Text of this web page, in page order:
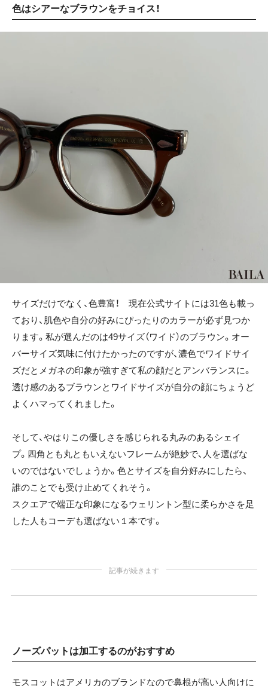
色はシアーなブラウンをチョイス！
サイズだけでなく、色豊富！ 現在公式サイトには31色も載っ
ており、肌色や自分の好みにぴったりのカラーが必ず見つか
ります。私が選んだのは49サイズ（ワイド）のブラウン。オー
バーサイズ気味に付けたかったのですが、濃色でワイドサイ
ズだとメガネの印象が強すぎて私の顔だとアンバランスに。
透け感のあるブラウンとワイドサイズが自分の顔にちょうど
よくハマってくれました。
そして、やはりこの優しさを感じられる丸みのあるシェイ
プ。四角とも丸ともいえないフレームが絶妙で、人を選ばな
いのではないでしょうか。色とサイズを自分好みにしたら、
誰のことでも受け止めてくれそう。
スクエアで端正な印象になるウェリントン型に柔らかさを足
した人もコーデも選ばない１本です。
記事が続きます
ノーズパットは加工するのがおすすめ
モスコットはアメリカのブランドなので鼻根が高い人向けに